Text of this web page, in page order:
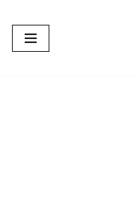
Sari